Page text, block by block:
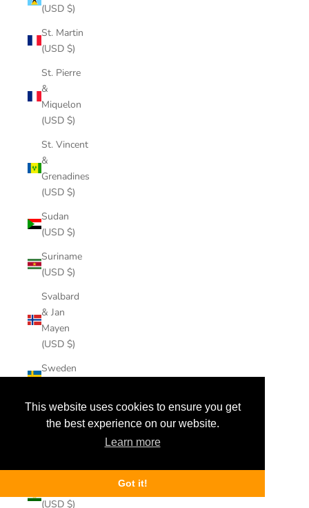
This website uses cookies to ensure you get
the best experience on our website.
Learn more
Got it!
(USD $)
St. Martin
(USD $)
St. Pierre
&
Miquelon
(USD $)
St. Vincent
&
Grenadines
(USD $)
Sudan
(USD $)
Suriname
(USD $)
Svalbard
& Jan
Mayen
(USD $)
Sweden
Switzerland
(USD $)
(USD $)